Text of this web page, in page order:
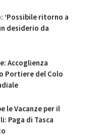
ritorno a
desiderio da
Accoglienza
Portiere del Colo
le Vacanze per il
Paga di Tasca